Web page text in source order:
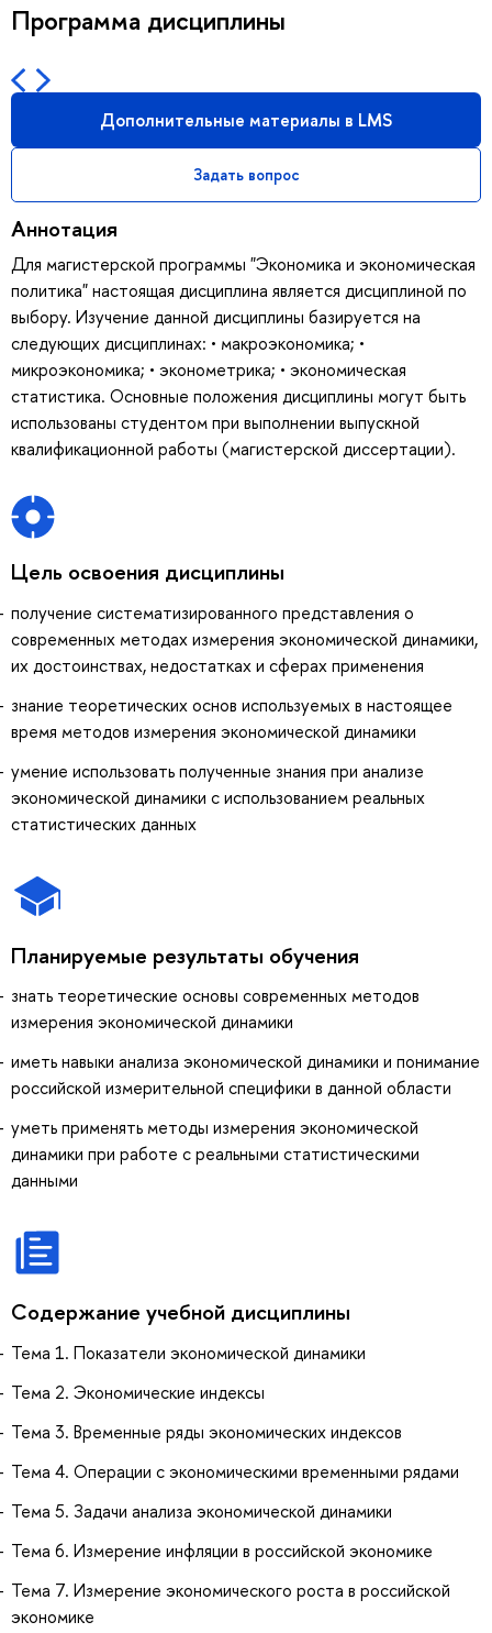
Программа дисциплины
Дополнительные материалы в LMS
Задать вопрос
Аннотация
Для магистерской программы "Экономика и экономическая
политика" настоящая дисциплина является дисциплиной по
выбору. Изучение данной дисциплины базируется на
следующих дисциплинах: • макроэкономика; •
микроэкономика; • эконометрика; • экономическая
статистика. Основные положения дисциплины могут быть
использованы студентом при выполнении выпускной
квалификационной работы (магистерской диссертации).
Цель освоения дисциплины
получение систематизированного представления о
современных методах измерения экономической динамики,
их достоинствах, недостатках и сферах применения
знание теоретических основ используемых в настоящее
время методов измерения экономической динамики
умение использовать полученные знания при анализе
экономической динамики с использованием реальных
статистических данных
Планируемые результаты обучения
знать теоретические основы современных методов
измерения экономической динамики
иметь навыки анализа экономической динамики и понимание
российской измерительной специфики в данной области
уметь применять методы измерения экономической
динамики при работе с реальными статистическими
данными
Содержание учебной дисциплины
Тема 1. Показатели экономической динамики
Тема 2. Экономические индексы
Тема 3. Временные ряды экономических индексов
Тема 4. Операции с экономическими временными рядами
Тема 5. Задачи анализа экономической динамики
Тема 6. Измерение инфляции в российской экономике
Тема 7. Измерение экономического роста в российской
экономике